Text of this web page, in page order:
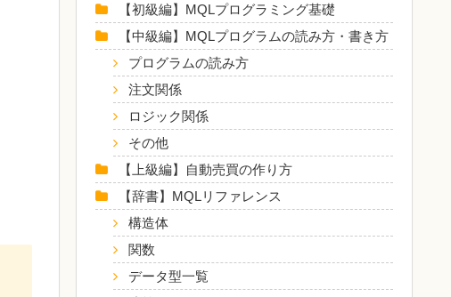
【初級編】MQLプログラミング基礎
【中級編】MQLプログラムの読み方・書き方
プログラムの読み方
注文関係
ロジック関係
その他
【上級編】自動売買の作り方
【辞書】MQLリファレンス
構造体
関数
データ型一覧